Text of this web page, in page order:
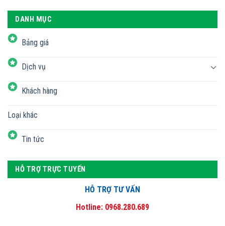
DANH MỤC
Bảng giá
Dịch vụ
Khách hàng
Loại khác
Tin tức
HỖ TRỢ TRỰC TUYẾN
HỖ TRỢ TƯ VẤN
Hotline: 0968.280.689